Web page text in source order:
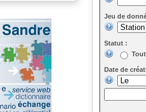
Jeu de
Statut :
Tout
Date de